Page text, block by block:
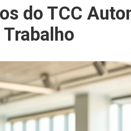
do TCC